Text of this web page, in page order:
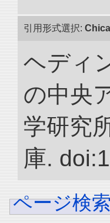
引用形式選択:
ヘディ
の中央
学研究
庫.
ページ検